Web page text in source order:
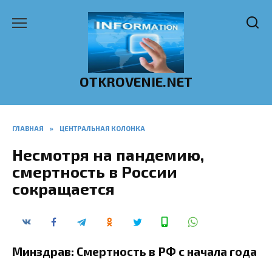
OTKROVENIE.NET
ГЛАВНАЯ » ЦЕНТРАЛЬНАЯ КОЛОНКА
Несмотря на пандемию,
смертность в России
сокращается
Минздрав: Смертность в РФ с начала года